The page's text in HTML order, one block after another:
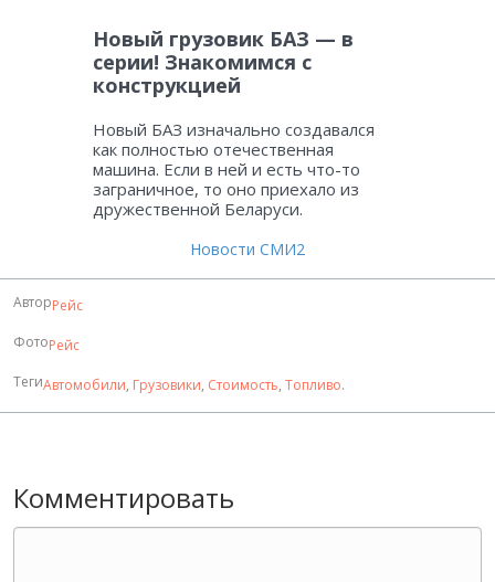
Новый грузовик БАЗ — в
серии! Знакомимся с
конструкцией
Новый БАЗ изначально создавался
как полностью отечественная
машина. Если в ней и есть что-то
заграничное, то оно приехало из
дружественной Беларуси.
Новости СМИ2
АвторРейс
ФотоРейс
ТегиАвтомобили, Грузовики, Стоимость, Топливо.
Комментировать